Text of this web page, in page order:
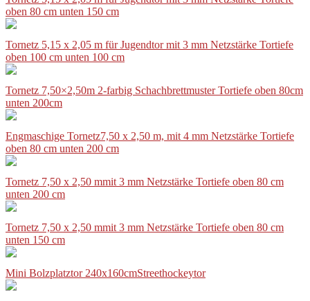
oben 80 cm unten 150 cm
Tornetz 5,15 x 2,05 m für Jugendtor mit 3 mm Netzstärke Tortiefe
oben 100 cm unten 100 cm
Tornetz 7,50×2,50m 2-farbig Schachbrettmuster Tortiefe oben 80cm
unten 200cm
Engmaschige Tornetz7,50 x 2,50 m, mit 4 mm Netzstärke Tortiefe
oben 80 cm unten 200 cm
Tornetz 7,50 x 2,50 mmit 3 mm Netzstärke Tortiefe oben 80 cm
unten 200 cm
Tornetz 7,50 x 2,50 mmit 3 mm Netzstärke Tortiefe oben 80 cm
unten 150 cm
Mini Bolzplatztor 240x160cmStreethockeytor